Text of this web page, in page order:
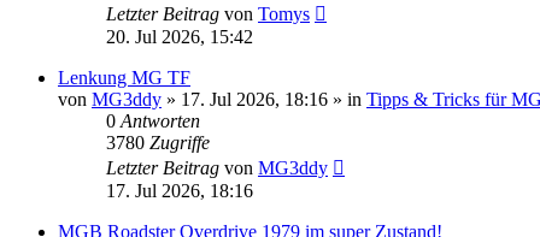
Letzter Beitrag von Tomys
20. Jul 2026, 15:42
Lenkung MG TF
von MG3ddy » 17. Jul 2026, 18:16 » in Tipps & Tricks für
0 Antworten
3780 Zugriffe
Letzter Beitrag von MG3ddy
17. Jul 2026, 18:16
MGB Roadster Overdrive 1979 im super Zustand!